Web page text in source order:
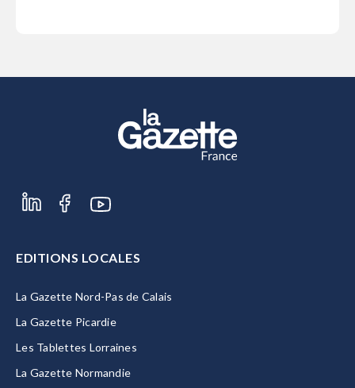
EDITIONS LOCALES
La Gazette Nord-Pas de Calais
La Gazette Picardie
Les Tablettes Lorraines
La Gazette Normandie